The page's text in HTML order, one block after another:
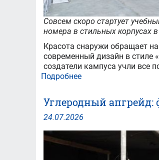
Совсем скоро стартует
номера в стильных корпусах
Красота снаружи обращает
современный дизайн в стиле
создатели кампуса учли все
Подробнее
кампус
в
Челябинске:
пространство
для
Углеродный
24.07.2026